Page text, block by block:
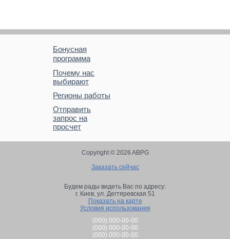
Бонусная
программа
Почему нас
выбирают
Регионы работы
Отправить
запрос на
просчет
Copyright © 2026 ABPG
Заказать сейчас
Будем рады видеть Вас по адресу:
г. Киев, ул. Дегтяревская 51
Показать на карте
Условия использования
(000) 000-00-00
(000) 000-00-00
(000) 000-00-00